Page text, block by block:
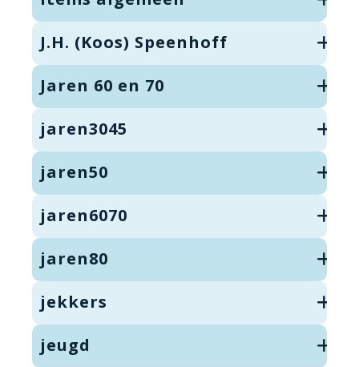
J.H. (Koos) Speenhoff
Jaren 60 en 70
jaren3045
jaren50
jaren6070
jaren80
jekkers
jeugd